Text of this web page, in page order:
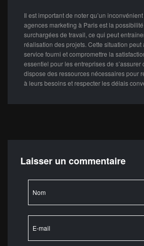
Il est important de noter qu’un
agences marketing à Paris est la
surchargées de travail, ce qui peut
réalisation des projets. Cette situation peut
service fourni et compromettre la
essentiel pour les entreprises de s’assurer
dispose des ressources nécessaires pour
à leurs besoins et respecter les délais
Laisser un commentaire